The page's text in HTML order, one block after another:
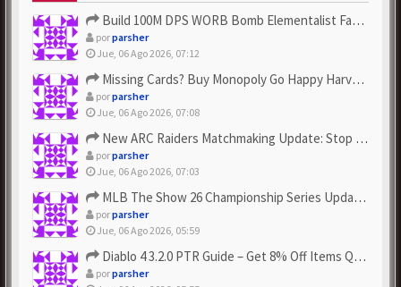
Build 100M DPS WORB Bomb Elementalist Fast - Grab POE Curren...
porparsher
Jue, 06 Ago 2026, 07:12
Missing Cards? Buy Monopoly Go Happy Harvest with Looney Tun...
porparsher
Jue, 06 Ago 2026, 07:08
New ARC Raiders Matchmaking Update: Stop Failed - Grab Bluep...
porparsher
Jue, 06 Ago 2026, 07:03
MLB The Show 26 Championship Series Update! Get Cheap & ...
porparsher
Jue, 06 Ago 2026, 05:59
Diablo 4 3.2.0 PTR Guide – Get 8% Off Items Quickly to Test ...
porparsher